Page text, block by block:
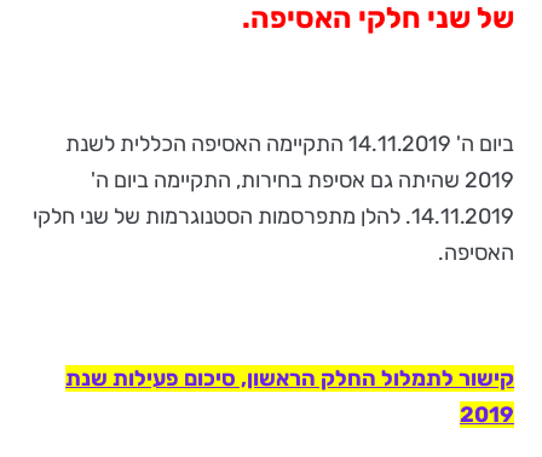
של שני חלקי האסיפה.
ביום ה' 14.11.2019 התקיימה האסיפה הכללית לשנת
2019 שהיתה גם אסיפת בחירות, התקיימה ביום ה'
14.11.2019. להלן מתפרסמות הסטנוגרמות של שני חלקי
האסיפה.
קישור לתמלול החלק הראשון, סיכום פעילות שנת
2019